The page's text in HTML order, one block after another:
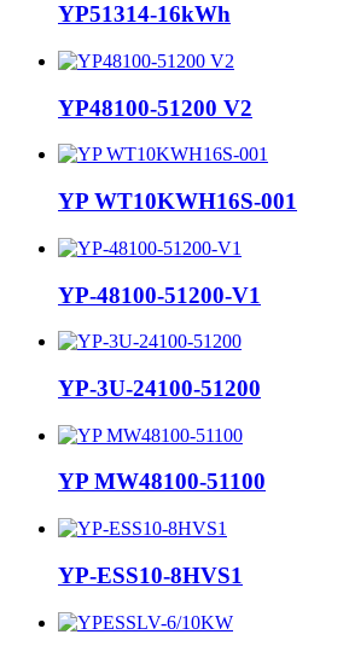
YP51314-16kWh
YP48100-51200 V2
YP WT10KWH16S-001
YP-48100-51200-V1
YP-3U-24100-51200
YP MW48100-51100
YP-ESS10-8HVS1